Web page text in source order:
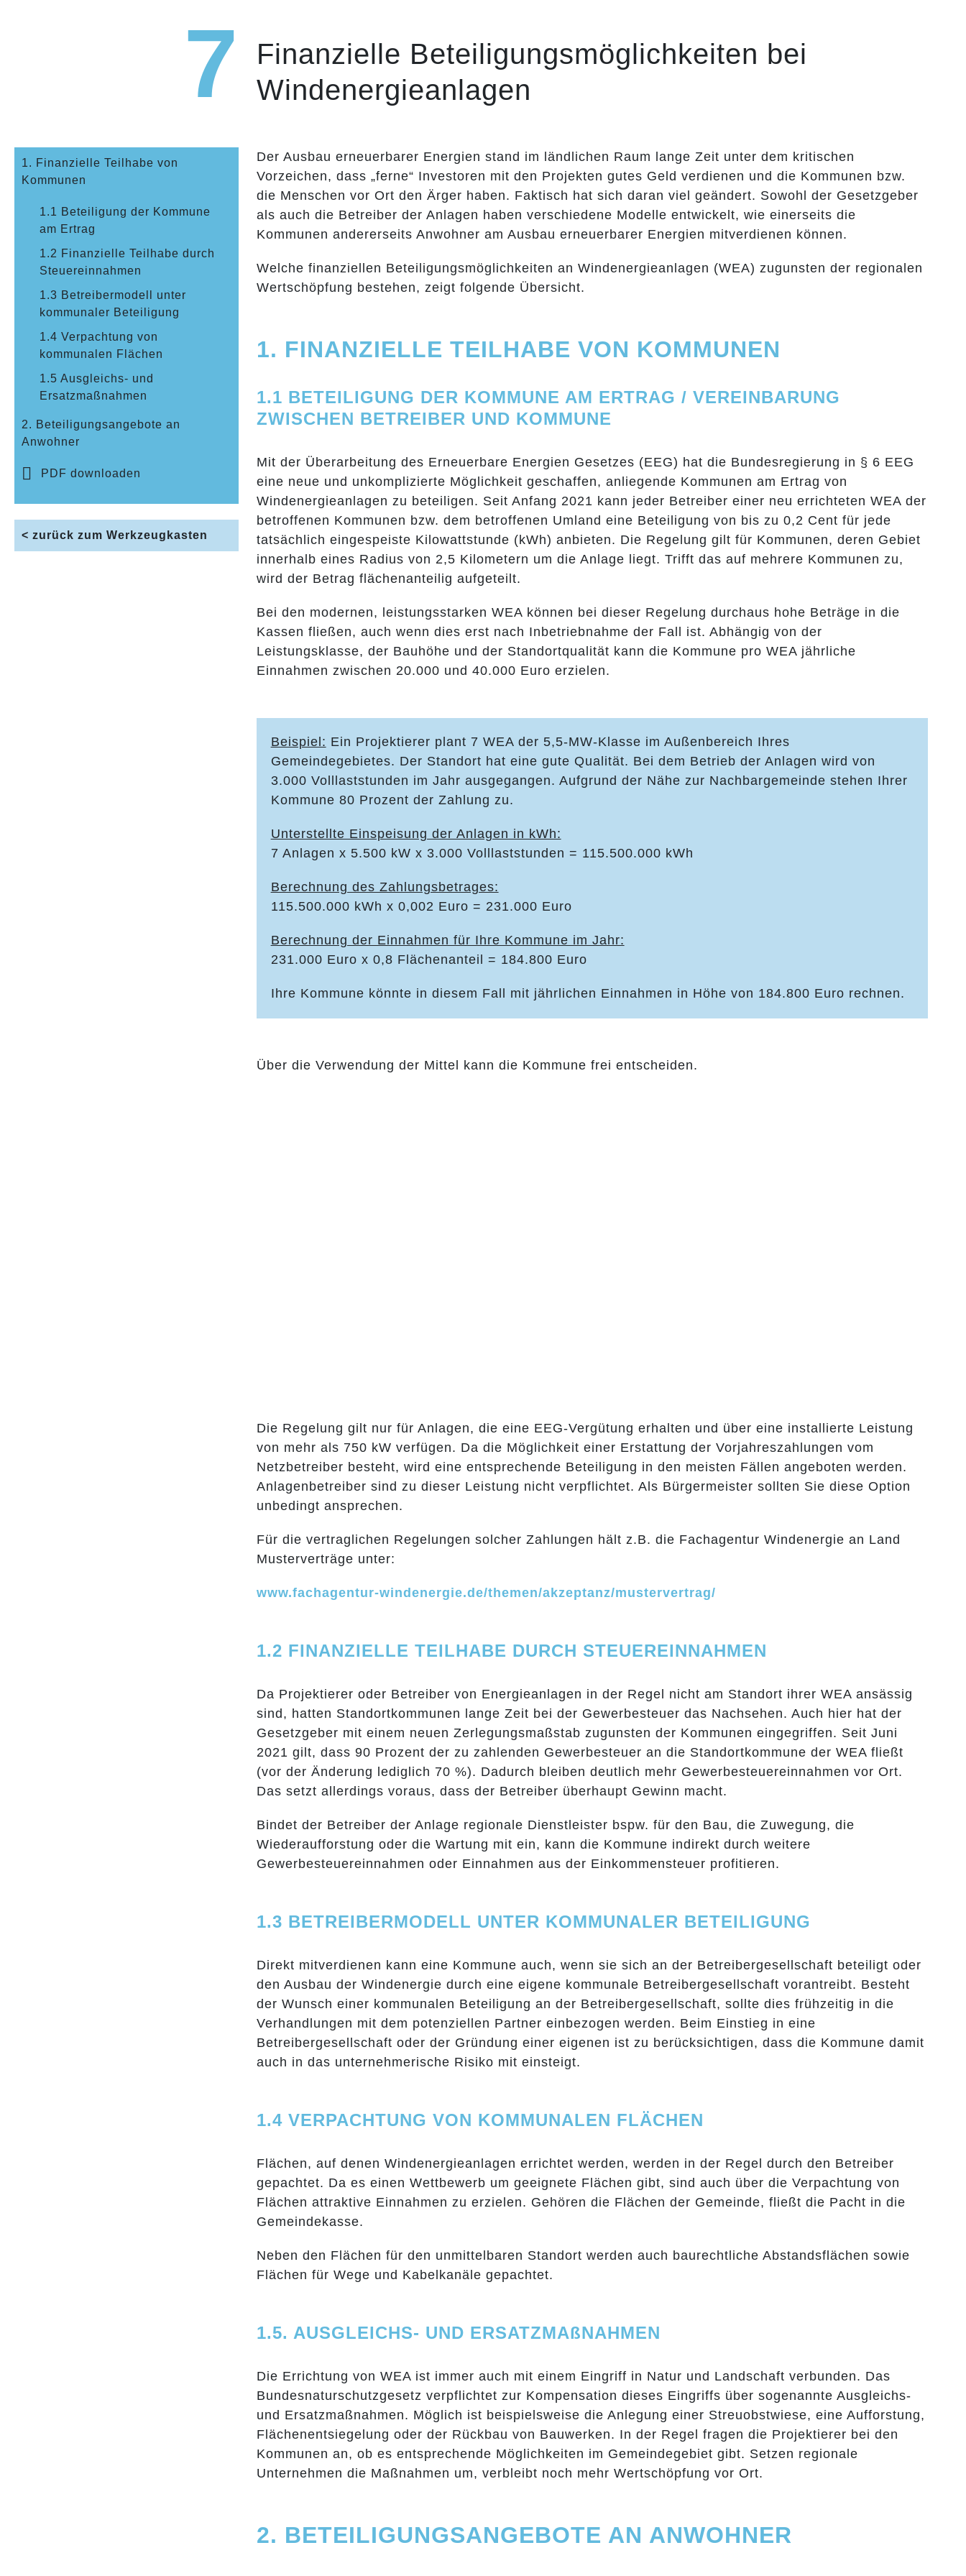
7
Finanzielle Beteiligungsmöglichkeiten bei
Windenergieanlagen
1. Finanzielle Teilhabe von
Kommunen
1.1 Beteiligung der Kommune
am Ertrag
1.2 Finanzielle Teilhabe durch
Steuereinnahmen
1.3 Betreibermodell unter
kommunaler Beteiligung
1.4 Verpachtung von
kommunalen Flächen
1.5 Ausgleichs- und
Ersatzmaßnahmen
2. Beteiligungsangebote an
Anwohner
PDF downloaden
< zurück zum Werkzeugkasten
Der Ausbau erneuerbarer Energien stand im ländlichen Raum lange Zeit unter dem kritischen
Vorzeichen, dass „ferne“ Investoren mit den Projekten gutes Geld verdienen und die Kommunen bzw.
die Menschen vor Ort den Ärger haben. Faktisch hat sich daran viel geändert. Sowohl der Gesetzgeber
als auch die Betreiber der Anlagen haben verschiedene Modelle entwickelt, wie einerseits die
Kommunen andererseits Anwohner am Ausbau erneuerbarer Energien mitverdienen können.
Welche finanziellen Beteiligungsmöglichkeiten an Windenergieanlagen (WEA) zugunsten der regionalen
Wertschöpfung bestehen, zeigt folgende Übersicht.
1. FINANZIELLE TEILHABE VON KOMMUNEN
1.1 BETEILIGUNG DER KOMMUNE AM ERTRAG / VEREINBARUNG
ZWISCHEN BETREIBER UND KOMMUNE
Mit der Überarbeitung des Erneuerbare Energien Gesetzes (EEG) hat die Bundesregierung in § 6 EEG
eine neue und unkomplizierte Möglichkeit geschaffen, anliegende Kommunen am Ertrag von
Windenergieanlagen zu beteiligen. Seit Anfang 2021 kann jeder Betreiber einer neu errichteten WEA der
betroffenen Kommunen bzw. dem betroffenen Umland eine Beteiligung von bis zu 0,2 Cent für jede
tatsächlich eingespeiste Kilowattstunde (kWh) anbieten. Die Regelung gilt für Kommunen, deren Gebiet
innerhalb eines Radius von 2,5 Kilometern um die Anlage liegt. Trifft das auf mehrere Kommunen zu,
wird der Betrag flächenanteilig aufgeteilt.
Bei den modernen, leistungsstarken WEA können bei dieser Regelung durchaus hohe Beträge in die
Kassen fließen, auch wenn dies erst nach Inbetriebnahme der Fall ist. Abhängig von der
Leistungsklasse, der Bauhöhe und der Standortqualität kann die Kommune pro WEA jährliche
Einnahmen zwischen 20.000 und 40.000 Euro erzielen.
Beispiel: Ein Projektierer plant 7 WEA der 5,5-MW-Klasse im Außenbereich Ihres
Gemeindegebietes. Der Standort hat eine gute Qualität. Bei dem Betrieb der Anlagen wird von
3.000 Volllaststunden im Jahr ausgegangen. Aufgrund der Nähe zur Nachbargemeinde stehen Ihrer
Kommune 80 Prozent der Zahlung zu.
Unterstellte Einspeisung der Anlagen in kWh:
7 Anlagen x 5.500 kW x 3.000 Volllaststunden = 115.500.000 kWh
Berechnung des Zahlungsbetrages:
115.500.000 kWh x 0,002 Euro = 231.000 Euro
Berechnung der Einnahmen für Ihre Kommune im Jahr:
231.000 Euro x 0,8 Flächenanteil = 184.800 Euro
Ihre Kommune könnte in diesem Fall mit jährlichen Einnahmen in Höhe von 184.800 Euro rechnen.
Über die Verwendung der Mittel kann die Kommune frei entscheiden.
Die Regelung gilt nur für Anlagen, die eine EEG-Vergütung erhalten und über eine installierte Leistung
von mehr als 750 kW verfügen. Da die Möglichkeit einer Erstattung der Vorjahreszahlungen vom
Netzbetreiber besteht, wird eine entsprechende Beteiligung in den meisten Fällen angeboten werden.
Anlagenbetreiber sind zu dieser Leistung nicht verpflichtet. Als Bürgermeister sollten Sie diese Option
unbedingt ansprechen.
Für die vertraglichen Regelungen solcher Zahlungen hält z.B. die Fachagentur Windenergie an Land
Musterverträge unter:
www.fachagentur-windenergie.de/themen/akzeptanz/mustervertrag/
1.2 FINANZIELLE TEILHABE DURCH STEUEREINNAHMEN
Da Projektierer oder Betreiber von Energieanlagen in der Regel nicht am Standort ihrer WEA ansässig
sind, hatten Standortkommunen lange Zeit bei der Gewerbesteuer das Nachsehen. Auch hier hat der
Gesetzgeber mit einem neuen Zerlegungsmaßstab zugunsten der Kommunen eingegriffen. Seit Juni
2021 gilt, dass 90 Prozent der zu zahlenden Gewerbesteuer an die Standortkommune der WEA fließt
(vor der Änderung lediglich 70 %). Dadurch bleiben deutlich mehr Gewerbesteuereinnahmen vor Ort.
Das setzt allerdings voraus, dass der Betreiber überhaupt Gewinn macht.
Bindet der Betreiber der Anlage regionale Dienstleister bspw. für den Bau, die Zuwegung, die
Wiederaufforstung oder die Wartung mit ein, kann die Kommune indirekt durch weitere
Gewerbesteuereinnahmen oder Einnahmen aus der Einkommensteuer profitieren.
1.3 BETREIBERMODELL UNTER KOMMUNALER BETEILIGUNG
Direkt mitverdienen kann eine Kommune auch, wenn sie sich an der Betreibergesellschaft beteiligt oder
den Ausbau der Windenergie durch eine eigene kommunale Betreibergesellschaft vorantreibt. Besteht
der Wunsch einer kommunalen Beteiligung an der Betreibergesellschaft, sollte dies frühzeitig in die
Verhandlungen mit dem potenziellen Partner einbezogen werden. Beim Einstieg in eine
Betreibergesellschaft oder der Gründung einer eigenen ist zu berücksichtigen, dass die Kommune damit
auch in das unternehmerische Risiko mit einsteigt.
1.4 VERPACHTUNG VON KOMMUNALEN FLÄCHEN
Flächen, auf denen Windenergieanlagen errichtet werden, werden in der Regel durch den Betreiber
gepachtet. Da es einen Wettbewerb um geeignete Flächen gibt, sind auch über die Verpachtung von
Flächen attraktive Einnahmen zu erzielen. Gehören die Flächen der Gemeinde, fließt die Pacht in die
Gemeindekasse.
Neben den Flächen für den unmittelbaren Standort werden auch baurechtliche Abstandsflächen sowie
Flächen für Wege und Kabelkanäle gepachtet.
1.5. AUSGLEICHS- UND ERSATZMAßNAHMEN
Die Errichtung von WEA ist immer auch mit einem Eingriff in Natur und Landschaft verbunden. Das
Bundesnaturschutzgesetz verpflichtet zur Kompensation dieses Eingriffs über sogenannte Ausgleichs-
und Ersatzmaßnahmen. Möglich ist beispielsweise die Anlegung einer Streuobstwiese, eine Aufforstung,
Flächenentsiegelung oder der Rückbau von Bauwerken. In der Regel fragen die Projektierer bei den
Kommunen an, ob es entsprechende Möglichkeiten im Gemeindegebiet gibt. Setzen regionale
Unternehmen die Maßnahmen um, verbleibt noch mehr Wertschöpfung vor Ort.
2. BETEILIGUNGSANGEBOTE AN ANWOHNER